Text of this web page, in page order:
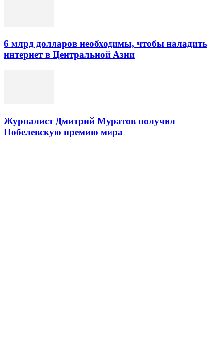
6 млрд долларов необходимы, чтобы наладить
интернет в Центральной Азии
Журналист Дмитрий Муратов получил
Нобелевскую премию мира